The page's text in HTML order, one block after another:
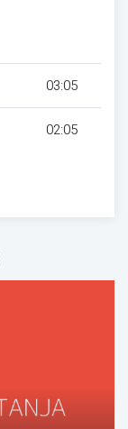
03:05
02:05